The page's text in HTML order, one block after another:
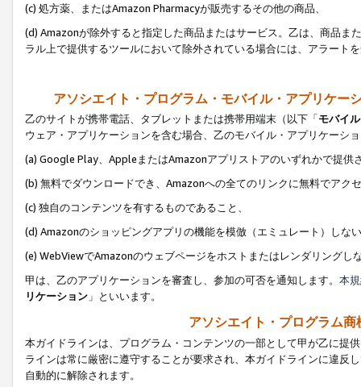
(c) 処方薬、またはAmazon Pharmacyが販売するその他の商品、
(d) Amazonが除外すると指定した商品またはサービス。乙は、商品ま
ラル上で提供するツールにおいて除外されている場合には、アラート
アソシエイト・プログラム・モバイル・アプリケー
乙のサイトが携帯電話、タブレットまたは携帯用端末（以下「モバイ
ウェア・アプリケーションを含む場合、乙のモバイル・アプリケーシ
(a) Google Play、AppleまたはAmazonアプリストアのいずれかで提供
(b) 無料でダウンロードでき、Amazonへの全てのリンクに無料でアク
(c) 独自のコンテンツを有するものであること、
(d) Amazonのショッピングアプリの機能を模倣（エミュレート）しな
(e) WebViewでAmazonのウェブページをホストまたはレンダリングし
甲は、乙のアプリケーションを審査し、参加の可否を通知します。 本
リケーション 」といいます。
アソシエイト・プログラム
本ガイドラインは、プログラム・コンテンツの一部として甲が乙に提
ラインは常に厳密に遵守することが要求され、本ガイドラインに違反
自動的に解除されます。